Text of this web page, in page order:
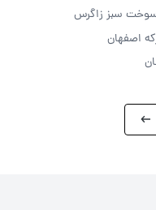
سبز زاگرس
اصفهان